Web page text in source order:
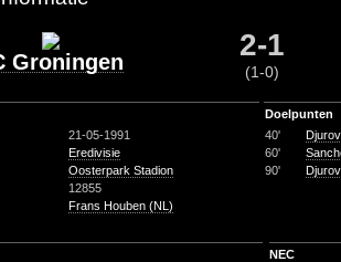
Groningen 2-1
(1-0)
21-05-1991
Eredivisie
Oosterpark Stadion
12855
Frans Houben (NL)
Doelpunten
40'
60'
90'
NEC